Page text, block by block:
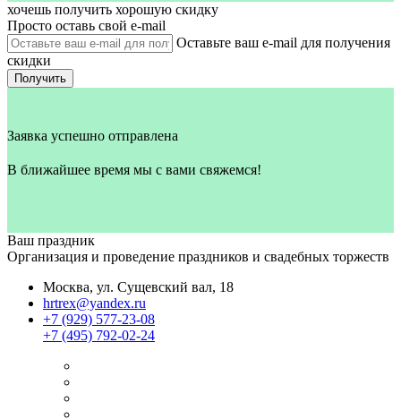
хочешь получить хорошую скидку
Просто оставь свой e‑mail
Оставьте ваш e-mail для получения
скидки
Получить
Заявка успешно отправлена
В ближайшее время мы с вами свяжемся!
Ваш праздник
Организация и проведение праздников и свадебных торжеств
Москва, ул. Сущевский вал, 18
hrtrex@yandex.ru
+7 (929) 577-23-08
+7 (495) 792-02-24